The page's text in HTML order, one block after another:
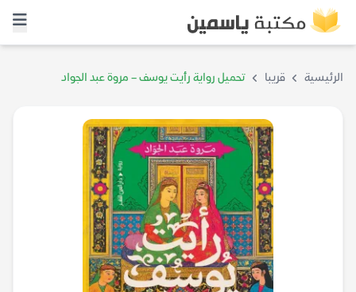
الرئيسية قريبا تحميل رواية رأيت يوسف – مروة عبد الجواد